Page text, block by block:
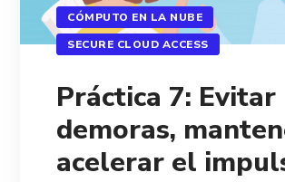
CÓMPUTO EN LA NUBE
SECURE CLOUD ACCESS
Práctica 7: Evitar
demoras,
acelerar el